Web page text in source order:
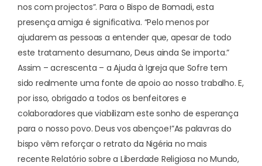
nos com projectos”. Para o Bispo de Bomadi, esta
presença amiga é significativa. “Pelo menos por
ajudarem as pessoas a entender que, apesar de todo
este tratamento desumano, Deus ainda Se importa.”
Assim – acrescenta – a Ajuda à Igreja que Sofre tem
sido realmente uma fonte de apoio ao nosso trabalho. E,
por isso, obrigado a todos os benfeitores e
colaboradores que viabilizam este sonho de esperança
para o nosso povo. Deus vos abençoe!”As palavras do
bispo vêm reforçar o retrato da Nigéria no mais
recenteRelatório sobre a Liberdade Religiosa no Mundo,